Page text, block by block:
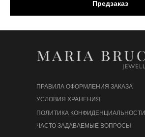
Предзаказ
ПРАВИЛА ОФОРМЛЕНИЯ ЗАКАЗА
УСЛОВИЯ ХРАНЕНИЯ
ПОЛИТИКА КОНФИДЕНЦИАЛЬНОСТИ
ЧАСТО ЗАДАВАЕМЫЕ ВОПРОСЫ